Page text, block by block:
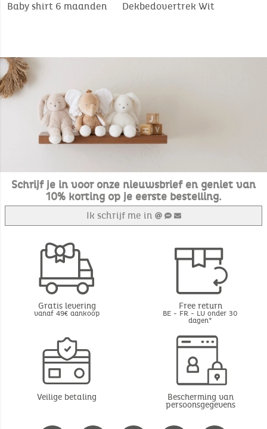
Baby shirt 6 maanden
Dekbedovertrek Wit
Schrijf je in voor onze nieuwsbrief en geniet van
10% korting op je eerste bestelling.
Ik schrijf me in
Gratis levering
vanaf 49€ aankoop
Free return
BE - FR - LU onder 30
dagen*
Veilige betaling Bescherming van
persoonsgegevens